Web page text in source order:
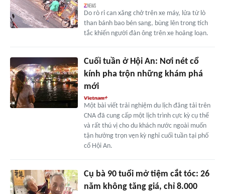
Do rò rỉ can xăng chở trên xe máy, lửa từ lò
than bánh bao bén sang, bùng lên trong tích
tắc khiến người đàn ông trên xe hoảng loạn.
Cuối tuần ở Hội An: Nơi nét cổ
kính pha trộn những khám phá
mới
Một bài viết trải nghiệm du lịch đăng tải trên
CNA đã cung cấp một lịch trình cực kỳ cụ thể
và rất thú vị cho du khách nước ngoài muốn
tận hưởng trọn vẹn kỳ nghỉ cuối tuần tại phố
cổ Hội An.
Cụ bà 90 tuổi mở tiệm cắt tóc: 26
năm không tăng giá, chỉ 8.000